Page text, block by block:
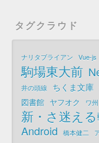
タグクラウド
ナリタブライアン Vue-js
駒場東大前
井の頭線 ちくま文庫
図書館 ヤフオク ワ州
新・さ迷え
Android 橋本健二